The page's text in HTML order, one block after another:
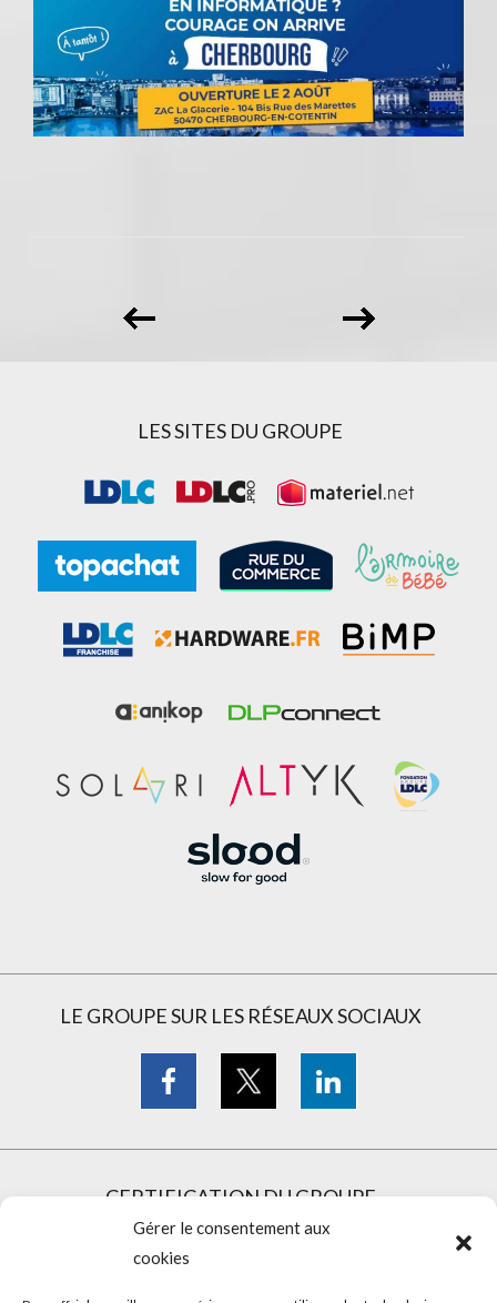
Gérer le consentement aux
cookies
LES SITES DU GROUPE
LE GROUPE SUR LES RÉSEAUX SOCIAUX
CERTIFICATION DU GROUPE